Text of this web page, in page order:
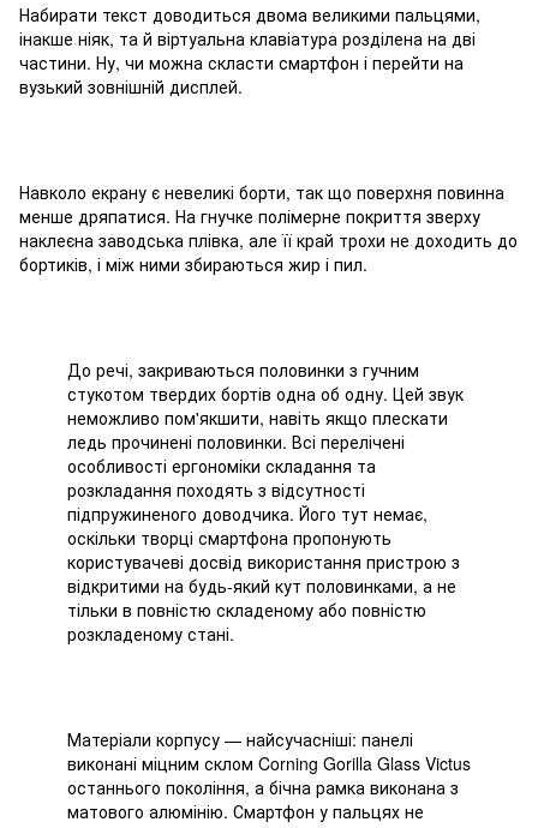
Набирати текст доводиться двома великими пальцями,
інакше ніяк, та й віртуальна клавіатура розділена на дві
частини. Ну, чи можна скласти смартфон і перейти на
вузький зовнішній дисплей.
Навколо екрану є невеликі борти, так що поверхня повинна
менше дряпатися. На гнучке полімерне покриття зверху
наклеєна заводська плівка, але її край трохи не доходить до
бортиків, і між ними збираються жир і пил.
До речі, закриваються половинки з гучним
стукотом твердих бортів одна об одну. Цей звук
неможливо пом'якшити, навіть якщо плескати
ледь прочинені половинки. Всі перелічені
особливості ергономіки складання та
розкладання походять з відсутності
підпружиненого доводчика. Його тут немає,
оскільки творці смартфона пропонують
користувачеві досвід використання пристрою з
відкритими на будь-який кут половинками, а не
тільки в повністю складеному або повністю
розкладеному стані.
Матеріали корпусу — найсучасніші: панелі
виконані міцним склом Corning Gorilla Glass Victus
останнього покоління, а бічна рамка виконана з
матового алюмінію. Смартфон у пальцях не